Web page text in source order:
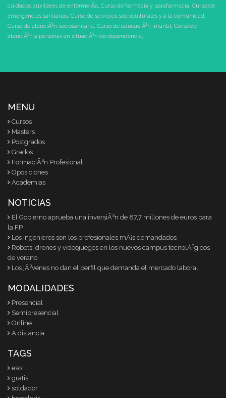
cuidados auxiliares de enfermerÃ­a, Curso de farmacia y parafarmacia, Curso de
emergencias sanitarias, Curso de servicios socioculturales y a la comunidad,
Curso de atenciÃ³n sociosanitaria, Curso de educaciÃ³n infantil, Curso de
atenciÃ³n a personas en situaciÃ³n de dependencia,
MENU
Cursos
Masters
Postgrados
Grados
FormaciÃ³n Profesional
Oposiciones
Academias
NOTICIAS
El Gobierno aprueba una inversiÃ³n de 87,7 millones de euros para
la FP
Los ingenieros son los profesionales mÃ¡s demandados
Robots, drones y videojuegos en los nuevos campus tecnolÃ³gicos
de verano
Los jÃ³venes no dan el perfil que demanda el mercado laboral
MODALIDADES
Presencial
Semipresencial
Online
A distancia
TAGS
eso
gratis
soldador